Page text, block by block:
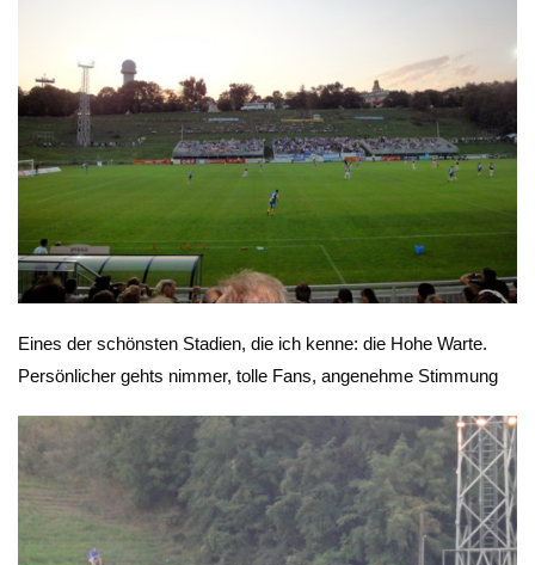
Eines der schönsten Stadien, die ich kenne: die Hohe Warte.
Persönlicher gehts nimmer, tolle Fans, angenehme Stimmung